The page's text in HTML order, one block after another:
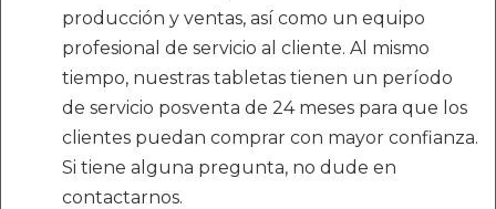
producción y ventas, así como un equipo
profesional de servicio al cliente. Al mismo
tiempo, nuestras tabletas tienen un período
de servicio posventa de 24 meses para que los
clientes puedan comprar con mayor confianza.
Si tiene alguna pregunta, no dude en
contactarnos.